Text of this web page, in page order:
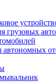
автономных